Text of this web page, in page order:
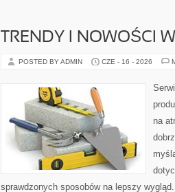
TRENDY I NOWOŚCI
POSTED BY ADMIN CZE - 16 - 2026
na
sprawdzonych sposobów na lepszy